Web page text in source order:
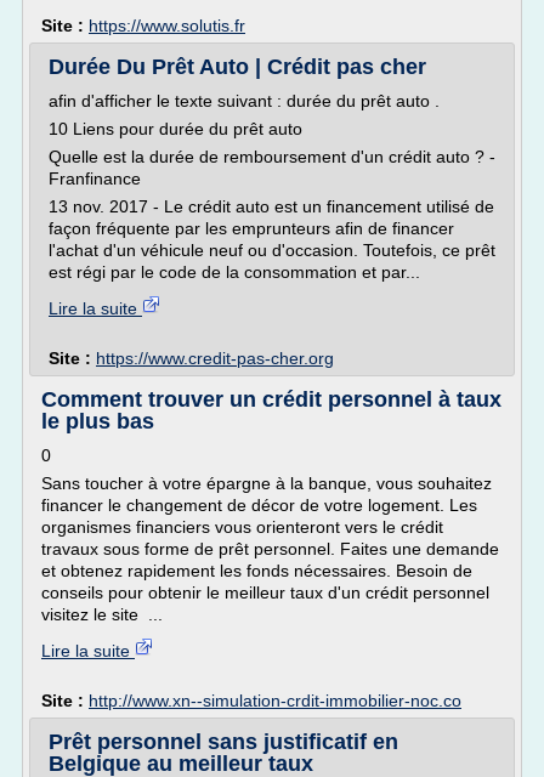
Site : https://www.solutis.fr
Durée Du Prêt Auto | Crédit pas cher
afin d'afficher le texte suivant : durée du prêt auto .
10 Liens pour durée du prêt auto
Quelle est la durée de remboursement d'un crédit auto ? -
Franfinance
13 nov. 2017 - Le crédit auto est un financement utilisé de
façon fréquente par les emprunteurs afin de financer
l'achat d'un véhicule neuf ou d'occasion. Toutefois, ce prêt
est régi par le code de la consommation et par...
Lire la suite
Site : https://www.credit-pas-cher.org
Comment trouver un crédit personnel à taux
le plus bas
0
Sans toucher à votre épargne à la banque, vous souhaitez
financer le changement de décor de votre logement. Les
organismes financiers vous orienteront vers le crédit
travaux sous forme de prêt personnel. Faites une demande
et obtenez rapidement les fonds nécessaires. Besoin de
conseils pour obtenir le meilleur taux d'un crédit personnel
visitez le site ...
Lire la suite
Site : http://www.xn--simulation-crdit-immobilier-noc.co
Prêt personnel sans justificatif en
Belgique au meilleur taux